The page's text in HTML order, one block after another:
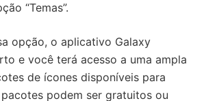
“Temas”.
opção, o aplicativo Galaxy
e você terá acesso a uma ampla
de ícones disponíveis para
podem ser gratuitos ou